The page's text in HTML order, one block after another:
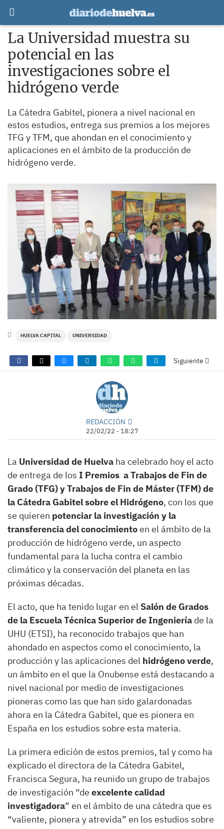
La Universidad muestra su
potencial en las
investigaciones sobre el
hidrógeno verde
La Cátedra Gabitel, pionera a nivel nacional en
estos estudios, entrega sus premios a los mejores
TFG y TFM, que ahondan en el conocimiento y
aplicaciones en el ámbito de la producción de
hidrógeno verde.
HUELVA CAPITAL UNIVERSIDAD
Siguiente
REDACCIÓN
22/02/22 - 18:27
La Universidad de Huelva ha celebrado hoy el acto
de entrega de los I Premios a Trabajos de Fin de
Grado (TFG) y Trabajos de Fin de Máster (TFM) de
la Cátedra Gabitel sobre el Hidrógeno, con los que
se quieren potenciar la investigación y la
transferencia del conocimientoen el ámbito de la
producción de hidrógeno verde, un aspecto
fundamental para la lucha contra el cambio
climático y la conservación del planeta en las
próximas décadas.
El acto, que ha tenido lugar en el Salón de Grados
de la Escuela Técnica Superior de Ingeniería de la
UHU (ETSI), ha reconocido trabajos que han
ahondado en aspectos como el conocimiento, la
producción y las aplicaciones del hidrógeno verde,
un ámbito en el que la Onubense está destacando a
nivel nacional por medio de investigaciones
pioneras como las que han sido galardonadas
ahora en la Cátedra Gabitel, que es pionera en
España en los estudios sobre esta materia.
La primera edición de estos premios, tal y como ha
explicado el directora de la Cátedra Gabitel,
Francisca Segura, ha reunido un grupo de trabajos
de investigación “de excelente calidad
investigadora” en el ámbito de una cátedra que es
“valiente, pionera y atrevida” en los estudios sobre